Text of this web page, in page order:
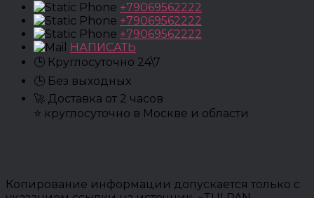
+79069562222
+79069562222
+79069562222
НАПИСАТЬ
🕒 Круглосуточно 24\7
🕒 Без выходных
🚀 Доставка от 2 часов
⭐ круглосуточно в Москве и области
Копирование информации допускается только с